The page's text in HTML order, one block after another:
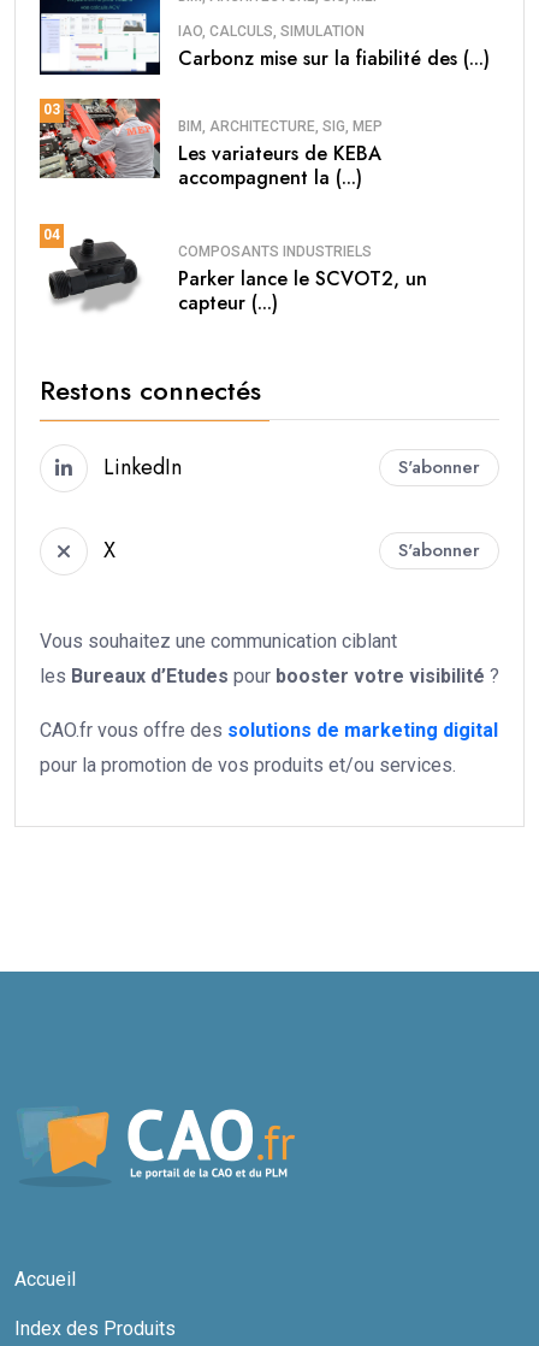
IAO, CALCULS, SIMULATION
Carbonz mise sur la fiabilité des (...)
03
BIM, ARCHITECTURE, SIG, MEP
Les variateurs de KEBA
accompagnent la (...)
04
COMPOSANTS INDUSTRIELS
Parker lance le SCVOT2, un
capteur (...)
Restons connectés
LinkedIn S'abonner
X S'abonner
Vous souhaitez une communication ciblant
les Bureaux d’Etudes pour booster votre visibilité ?
CAO.fr vous offre des solutions de marketing digital
pour la promotion de vos produits et/ou services.
Accueil
Index des Produits